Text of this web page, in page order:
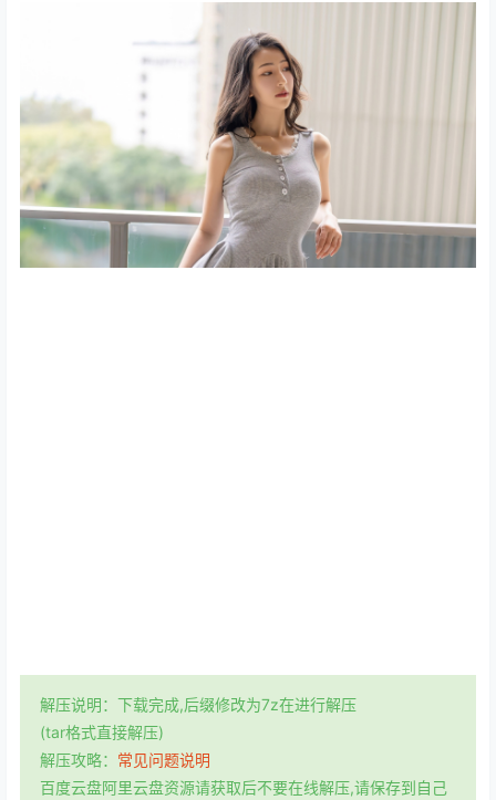
解压说明：下载完成,后缀修改为7z在进行解压
(tar格式直接解压)
解压攻略： 常见问题说明
百度云盘阿里云盘资源请获取后不要在线解压,请保存到自己